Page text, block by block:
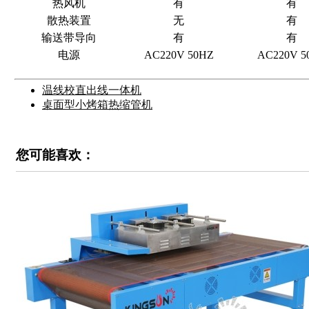
热风机 有
有
散热装置
无
有
输送带导向
有
有
电源
AC220V 50HZ AC220V
温线校直出线一体机
桌面型小烤箱热缩管机
您可能喜欢：